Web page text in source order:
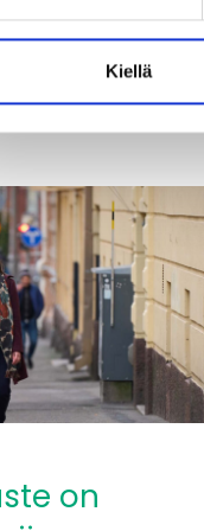
Kiellä
ja jäädä”
on